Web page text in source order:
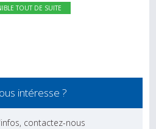
TOUT DE SUITE
intéresse ?
contactez-nous